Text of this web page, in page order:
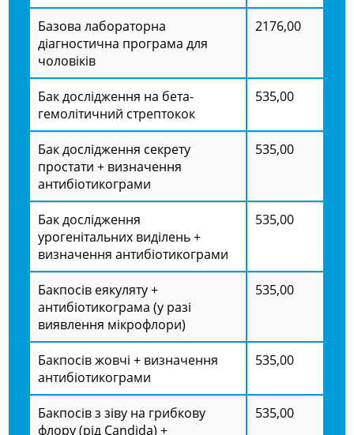
Базова лабораторна
діагностична програма для
чоловіків
2176,00
Бак дослідження на бета-
гемолітичний стрептокок
535,00
Бак дослідження секрету
простати + визначення
антибіотикограми
535,00
Бак дослідження
урогенітальних виділень +
визначення антибіотикограми
535,00
Бакпосів еякуляту +
антибіотикограма (у разі
виявлення мікрофлори)
535,00
Бакпосів жовчі + визначення
антибіотикограми
535,00
Бакпосів з зіву на грибкову
флору (рід Candida) +
535,00